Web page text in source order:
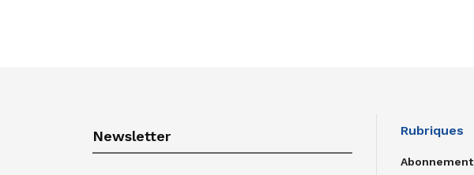
Newsletter Rubriques
Abonnement